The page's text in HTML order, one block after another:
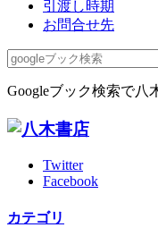
引渡し時期
お問合せ先
Googleブック検索で八
Twitter
Facebook
カテゴリ